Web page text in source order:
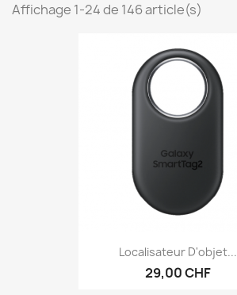
Affichage 1-24 de 146 article(s)
Localisateur D'objet...
29,00 CHF